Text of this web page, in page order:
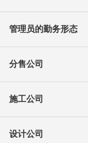
管理员的勤务形态
分售公司
施工公司
设计公司